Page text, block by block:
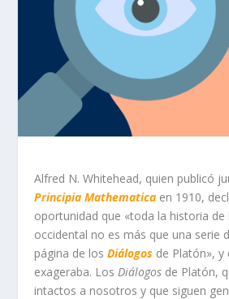
Alfred N. Whitehead, quien publicó
Principia Mathematica en 1910,
oportunidad que «toda la historia
occidental no es más que una serie
página de losDiálogos de Platón», y
exageraba. Los Diálogos de Platón,
intactos a nosotros y que siguen